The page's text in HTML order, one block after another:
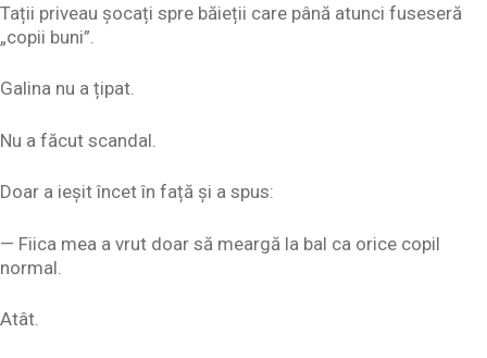
Tații priveau șocați spre băieții care până atunci fuseseră
„copii buni”.
Galina nu a țipat.
Nu a făcut scandal.
Doar a ieșit încet în față și a spus:
— Fiica mea a vrut doar să meargă la bal ca orice copil
normal.
Atât.